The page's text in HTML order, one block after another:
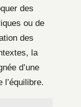
des
ou de
des
la
d’une
l’équilibre.